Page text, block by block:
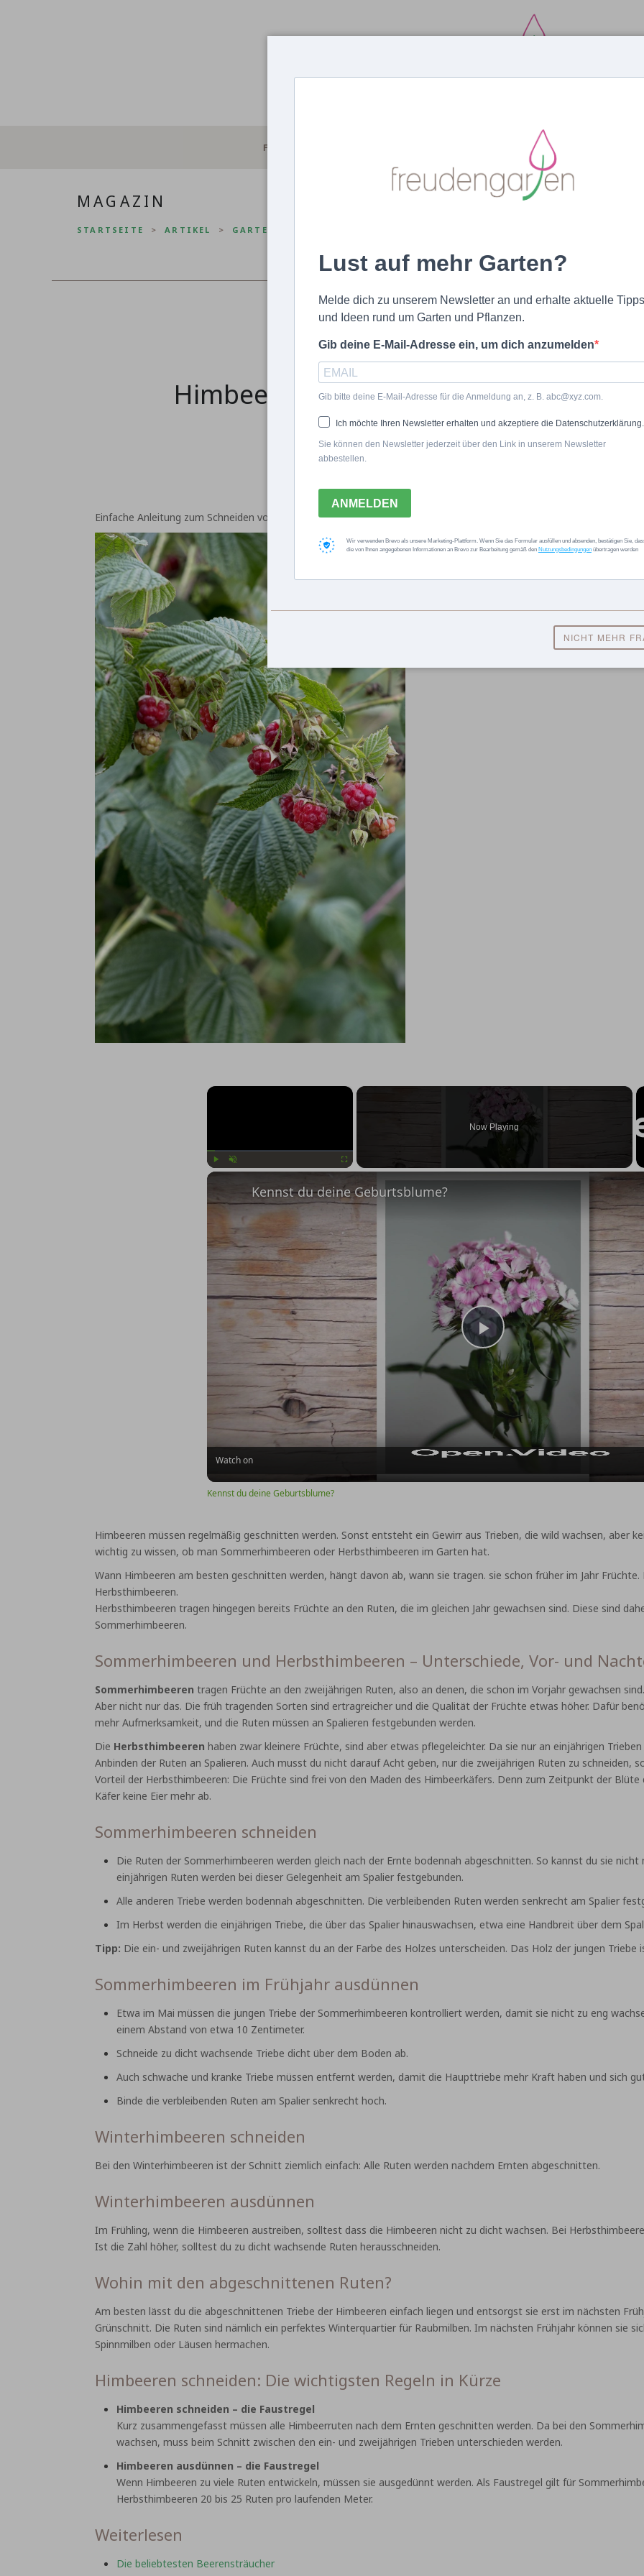
FOTOS
MAGAZIN
STARTSEITE ARTIKEL GARTENTIPPS
Redaktion freudengarten
Himbeeren schneiden - Anleitung für
GARTENTIPPS
Einfache Anleitung zum Schneiden von Sommerhimbeeren und Herbsthimbeeren - für gesunde Pflanzen und eine
×
Now Playing
Play
Video
Kennst du deine Geburtsblume?
Watch on
Kennst du deine Geburtsblume?
Himbeeren müssen regelmäßig geschnitten werden. Sonst entsteht ein Gewirr aus Trieben, die wild wachsen, aber
wichtig zu wissen, ob man Sommerhimbeeren oder Herbsthimbeeren im Garten hat.
Wann Himbeeren am besten geschnitten werden, hängt davon ab, wann sie tragen. sie schon früher im Jahr
Herbsthimbeeren.
Herbsthimbeeren tragen hingegen bereits Früchte an den Ruten, die im gleichen Jahr gewachsen sind. Diese sind
Sommerhimbeeren.
Sommerhimbeeren und Herbsthimbeeren – Unterschiede, Vor- und
Sommerhimbeeren tragen Früchte an den zweijährigen Ruten, also an denen, die schon im Vorjahr gewachsen
Aber nicht nur das. Die früh tragenden Sorten sind ertragreicher und die Qualität der Früchte etwas höher. Dafür
mehr Aufmerksamkeit, und die Ruten müssen an Spalieren festgebunden werden.
Die Herbsthimbeeren haben zwar kleinere Früchte, sind aber etwas pflegeleichter. Da sie nur an einjährigen
Anbinden der Ruten an Spalieren. Auch musst du nicht darauf Acht geben, nur die zweijährigen Ruten zu schneiden,
Vorteil der Herbsthimbeeren: Die Früchte sind frei von den Maden des Himbeerkäfers. Denn zum Zeitpunkt der
Käfer keine Eier mehr ab.
Sommerhimbeeren schneiden
Die Ruten der Sommerhimbeeren werden gleich nach der Ernte bodennah abgeschnitten. So kannst du sie
einjährigen Ruten werden bei dieser Gelegenheit am Spalier festgebunden.
Alle anderen Triebe werden bodennah abgeschnitten. Die verbleibenden Ruten werden senkrecht am Spalier
Im Herbst werden die einjährigen Triebe, die über das Spalier hinauswachsen, etwa eine Handbreit über dem
Tipp: Die ein- und zweijährigen Ruten kannst du an der Farbe des Holzes unterscheiden. Das Holz der jungen Triebe
Sommerhimbeeren im Frühjahr ausdünnen
Etwa im Mai müssen die jungen Triebe der Sommerhimbeeren kontrolliert werden, damit sie nicht zu eng
einem Abstand von etwa 10 Zentimeter.
Schneide zu dicht wachsende Triebe dicht über dem Boden ab.
Auch schwache und kranke Triebe müssen entfernt werden, damit die Haupttriebe mehr Kraft haben und sich
Binde die verbleibenden Ruten am Spalier senkrecht hoch.
Winterhimbeeren schneiden
Bei den Winterhimbeeren ist der Schnitt ziemlich einfach: Alle Ruten werden nachdem Ernten abgeschnitten.
Winterhimbeeren ausdünnen
Im Frühling, wenn die Himbeeren austreiben, solltest dass die Himbeeren nicht zu dicht wachsen. Bei
Ist die Zahl höher, solltest du zu dicht wachsende Ruten herausschneiden.
Wohin mit den abgeschnittenen Ruten?
Am besten lässt du die abgeschnittenen Triebe der Himbeeren einfach liegen und entsorgst sie erst im nächsten
Grünschnitt. Die Ruten sind nämlich ein perfektes Winterquartier für Raubmilben. Im nächsten Frühjahr können sie
Spinnmilben oder Läusen hermachen.
Himbeeren schneiden: Die wichtigsten Regeln in Kürze
Himbeeren schneiden – die Faustregel
Kurz zusammengefasst müssen alle Himbeerruten nach dem Ernten geschnitten werden. Da bei den
wachsen, muss beim Schnitt zwischen den ein- und zweijährigen Trieben unterschieden werden.
Himbeeren ausdünnen – die Faustregel
Wenn Himbeeren zu viele Ruten entwickeln, müssen sie ausgedünnt werden. Als Faustregel gilt für
Herbsthimbeeren 20 bis 25 Ruten pro laufenden Meter.
Weiterlesen
Die beliebtesten Beerensträucher
Lust auf mehr Garten?
Melde dich zu unserem Newsletter an und erhalte aktuelle Tipps
und Ideen rund um Garten und Pflanzen.
Gib deine E-Mail-Adresse ein, um dich anzumelden
Gib bitte deine E-Mail-Adresse für die Anmeldung an, z. B. abc@xyz.com.
Ich möchte Ihren Newsletter erhalten und akzeptiere die Datenschutzerklärung.
Sie können den Newsletter jederzeit über den Link in unserem Newsletter
abbestellen.
ANMELDEN
Wir verwenden Brevo als unsere Marketing-Plattform. Wenn Sie das Formular ausfüllen und absenden, bestätigen Sie,
die von Ihnen angegebenen Informationen an Brevo zur Bearbeitung gemäß den Nutzungsbedingungenübertragen werden
NICHT MEHR